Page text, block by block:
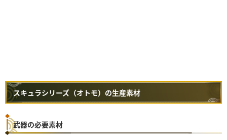
スキュラシリーズ（オトモ）の生産素材
武器の必要素材